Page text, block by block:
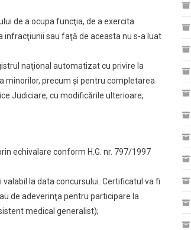
de a ocupa funcţia, de a exercita
infracţiunii sau faţă de aceasta nu s-a luat
naţional automatizat cu privire la
minorilor, precum şi pentru completarea
Judiciare, cu modificările ulterioare,
echivalare conform H.G. nr. 797/1997
la data concursului. Certificatul va fi
de adeverinţa pentru participare la
medical generalist);